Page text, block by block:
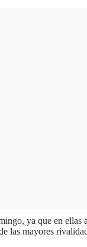
ya que en
las mayores